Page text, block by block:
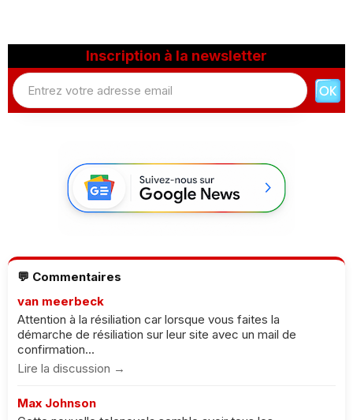
Inscription à la newsletter
💬 Commentaires
van meerbeck
Attention à la résiliation car lorsque vous faites la
démarche de résiliation sur leur site avec un mail de
confirmation...
Lire la discussion →
Max Johnson